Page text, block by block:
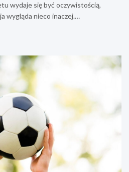
wydaje się być oczywistością,
wygląda nieco inaczej.…